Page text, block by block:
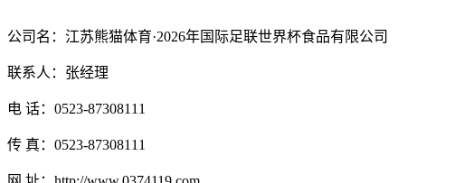
公司名：江苏熊猫体育·2026年国际足联世界杯食品有限公司
联系人：张经理
电 话：0523-87308111
传 真：0523-87308111